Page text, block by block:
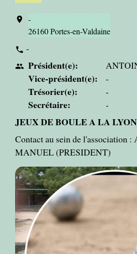
location_on
-
26160 Portes-en-Valdaine
phone -
people Président(e):
Vice-président(e):
Trésorier(e):
Secrétaire:
-
-
-
JEUX DE BOULE A LA
Contact au sein de l'association
MANUEL (PRESIDENT)